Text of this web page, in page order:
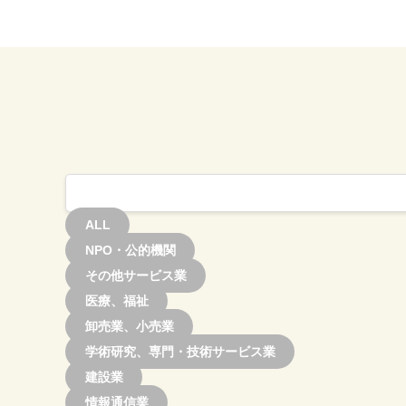
ALL
NPO・公的機関
その他サービス業
医療、福祉
卸売業、小売業
学術研究、専門・技術サービス業
建設業
情報通信業